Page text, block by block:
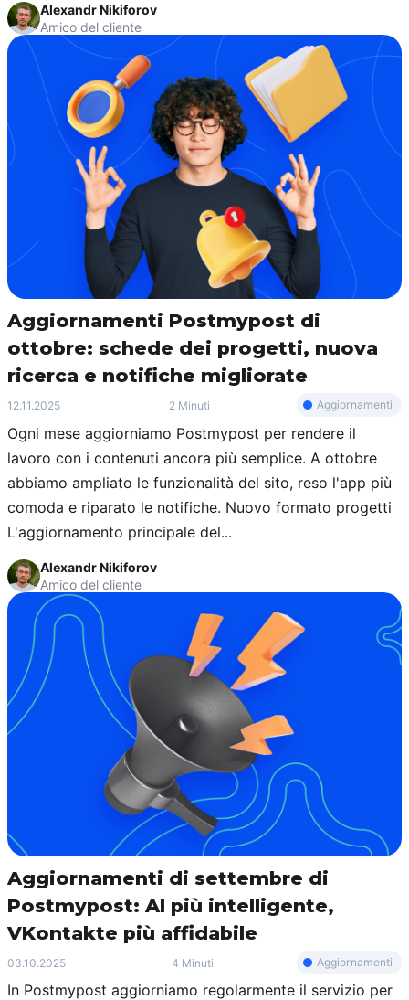
Alexandr Nikiforov
Amico del cliente
Aggiornamenti Postmypost di
ottobre: schede dei progetti, nuova
ricerca e notifiche migliorate
12.11.2025 2 Minuti Aggiornamenti
Ogni mese aggiorniamo Postmypost per rendere il
lavoro con i contenuti ancora più semplice. A ottobre
abbiamo ampliato le funzionalità del sito, reso l'app più
comoda e riparato le notifiche. Nuovo formato progetti
L'aggiornamento principale del...
Alexandr Nikiforov
Amico del cliente
Aggiornamenti di settembre di
Postmypost: AI più intelligente,
VKontakte più affidabile
03.10.2025 4 Minuti Aggiornamenti
In Postmypost aggiorniamo regolarmente il servizio per